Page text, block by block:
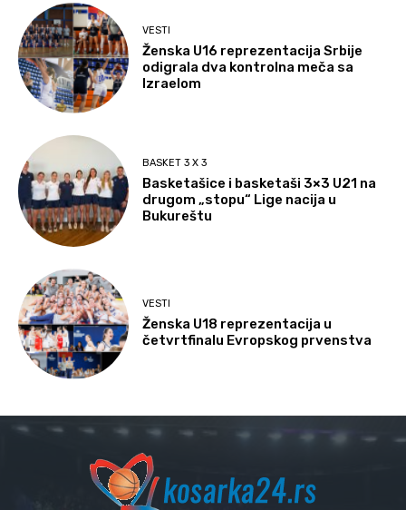
VESTI
Ženska U16 reprezentacija Srbije
odigrala dva kontrolna meča sa
Izraelom
BASKET 3 X 3
Basketašice i basketaši 3×3 U21 na
drugom „stopu“ Lige nacija u
Bukureštu
VESTI
Ženska U18 reprezentacija u
četvrtfinalu Evropskog prvenstva